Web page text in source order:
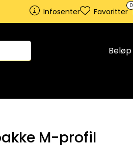
Infosenter
0
Favoritter
Beløp
M-profil